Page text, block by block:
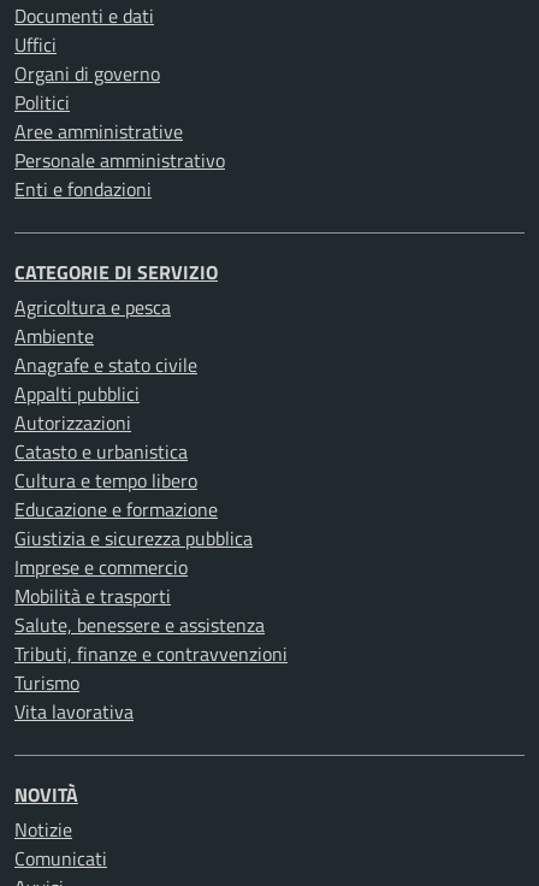
Documenti e dati
Uffici
Organi di governo
Politici
Aree amministrative
Personale amministrativo
Enti e fondazioni
CATEGORIE DI SERVIZIO
Agricoltura e pesca
Ambiente
Anagrafe e stato civile
Appalti pubblici
Autorizzazioni
Catasto e urbanistica
Cultura e tempo libero
Educazione e formazione
Giustizia e sicurezza pubblica
Imprese e commercio
Mobilità e trasporti
Salute, benessere e assistenza
Tributi, finanze e contravvenzioni
Turismo
Vita lavorativa
NOVITÀ
Notizie
Comunicati